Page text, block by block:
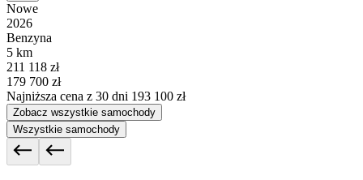
Nowe
2026
Benzyna
5 km
211 118 zł
179 700 zł
Najniższa cena z 30 dni 193 100 zł
Zobacz wszystkie samochody
Wszystkie samochody